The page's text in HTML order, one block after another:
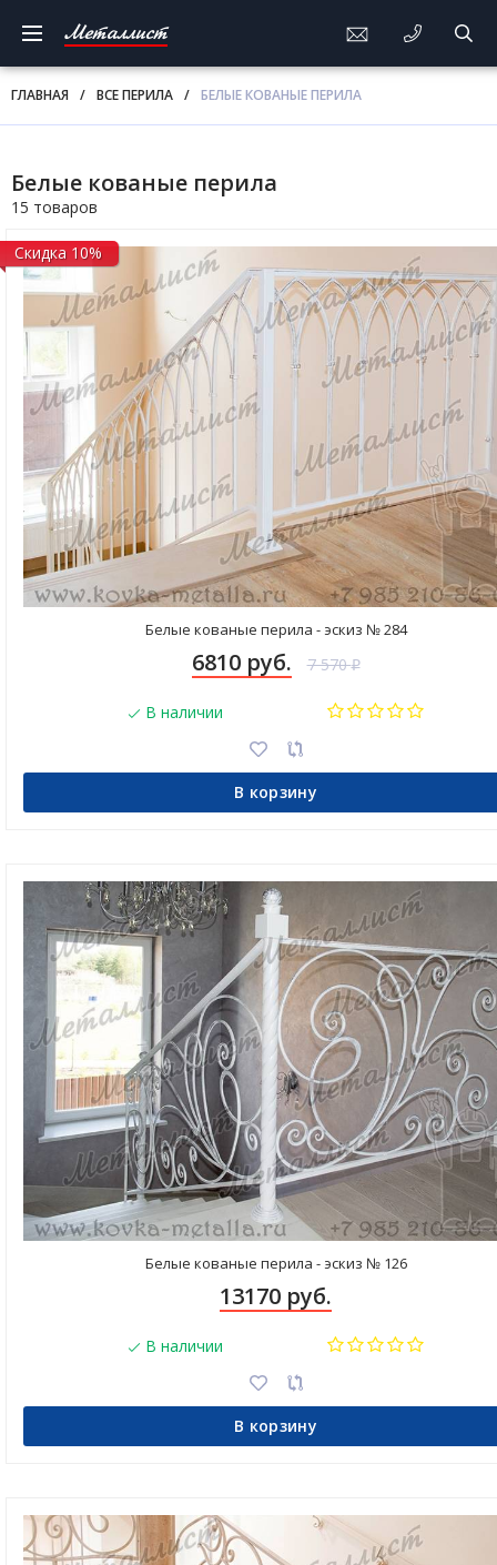
Металлист
ГЛАВНАЯ / ВСЕ ПЕРИЛА / БЕЛЫЕ КОВАНЫЕ ПЕРИЛА
Белые кованые перила
15 товаров
Скидка 10%
Белые кованые перила - эскиз № 284
6810 руб. 7 570₽
В наличии
В корзину
Белые кованые перила - эскиз № 126
13170 руб.
В наличии
В корзину